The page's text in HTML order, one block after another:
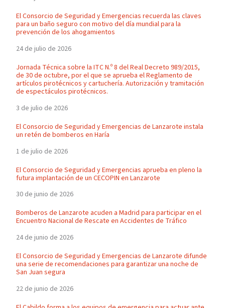
El Consorcio de Seguridad y Emergencias recuerda las claves
para un baño seguro con motivo del día mundial para la
prevención de los ahogamientos
24 de julio de 2026
Jornada Técnica sobre la ITC N.º 8 del Real Decreto 989/2015,
de 30 de octubre, por el que se aprueba el Reglamento de
artículos pirotécnicos y cartuchería. Autorización y tramitación
de espectáculos pirotécnicos.
3 de julio de 2026
El Consorcio de Seguridad y Emergencias de Lanzarote instala
un retén de bomberos en Haría
1 de julio de 2026
El Consorcio de Seguridad y Emergencias aprueba en pleno la
futura implantación de un CECOPIN en Lanzarote
30 de junio de 2026
Bomberos de Lanzarote acuden a Madrid para participar en el
Encuentro Nacional de Rescate en Accidentes de Tráfico
24 de junio de 2026
El Consorcio de Seguridad y Emergencias de Lanzarote difunde
una serie de recomendaciones para garantizar una noche de
San Juan segura
22 de junio de 2026